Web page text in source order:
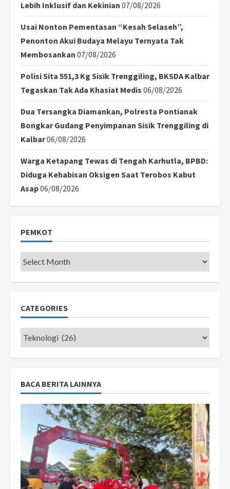
Lebih Inklusif dan Kekinian 07/08/2026
Usai Nonton Pementasan “Kesah Selaseh”,
Penonton Akui Budaya Melayu Ternyata Tak
Membosankan 07/08/2026
Polisi Sita 551,3 Kg Sisik Trenggiling, BKSDA Kalbar
Tegaskan Tak Ada Khasiat Medis 06/08/2026
Dua Tersangka Diamankan, Polresta Pontianak
Bongkar Gudang Penyimpanan Sisik Trenggiling di
Kalbar06/08/2026
Warga Ketapang Tewas di Tengah Karhutla, BPBD:
Diduga Kehabisan Oksigen Saat Terobos Kabut
Asap06/08/2026
PEMKOT
Pemkot
CATEGORIES
Categories
BACA BERITA LAINNYA